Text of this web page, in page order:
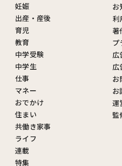
妊娠
出産・産後
育児
教育
中学受験
中学生
仕事
マネー
おでかけ
住まい
共働き家事
ライフ
連載
特集
お
利
著
プ
広
広
お
お
運
監